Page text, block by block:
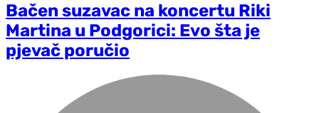
Bačen suzavac na koncertu Riki
Martina u Podgorici: Evo šta je
pjevač poručio